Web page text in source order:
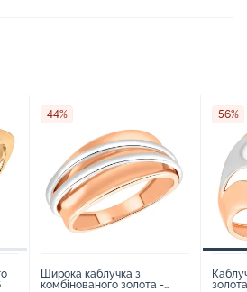
44%
Широка каблучка з
комбінованого золота -
56%